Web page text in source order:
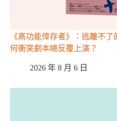
《高功能倖存者》：逃離不
何衝突劇本總反覆上演？
2026 年 8 月 6 日